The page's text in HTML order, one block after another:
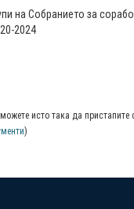
на Собранието за
2024
можете исто така да
)